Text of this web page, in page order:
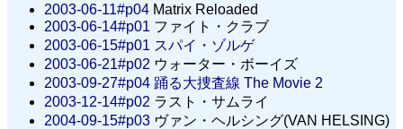
2003-06-11#p04 Matrix Reloaded
2003-06-14#p01 ファイト・クラブ
2003-06-15#p01 スパイ・ゾルゲ
2003-06-21#p02 ウォーター・ボーイズ
2003-09-27#p04 踊る大捜査線 The Movie 2
2003-12-14#p02 ラスト・サムライ
2004-09-15#p03 ヴァン・ヘルシング(VAN HELSING)